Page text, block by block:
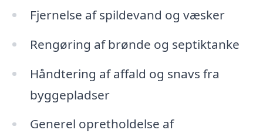
Fjernelse af spildevand og væsker
Rengøring af brønde og septiktanke
Håndtering af affald og snavs fra
byggepladser
Generel opretholdelse af